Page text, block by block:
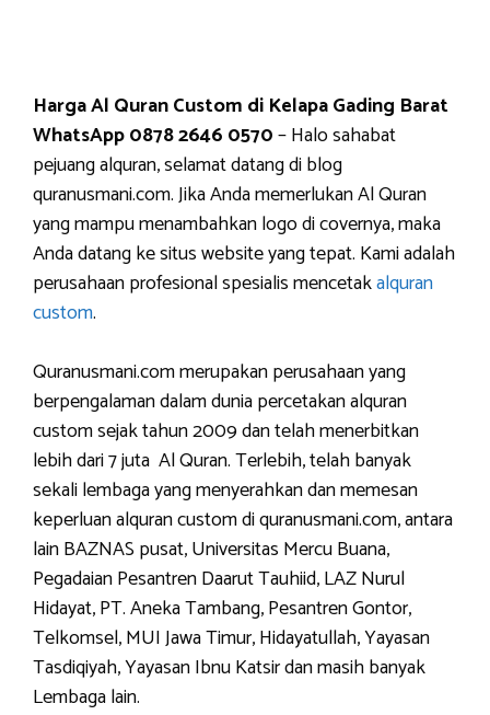
Harga Al Quran Custom di Kelapa Gading Barat
WhatsApp 0878 2646 0570– Halo sahabat
pejuang alquran, selamat datang di blog
quranusmani.com. Jika Anda memerlukan Al Quran
yang mampu menambahkan logo di covernya, maka
Anda datang ke situs website yang tepat. Kami adalah
perusahaan profesional spesialis mencetakalquran
custom.
Quranusmani.com merupakan perusahaan yang
berpengalaman dalam dunia percetakan alquran
custom sejak tahun 2009 dan telah menerbitkan
lebih dari 7 juta Al Quran. Terlebih, telah banyak
sekali lembaga yang menyerahkan dan memesan
keperluan alquran custom di quranusmani.com, antara
lain BAZNAS pusat, Universitas Mercu Buana,
Pegadaian Pesantren Daarut Tauhiid, LAZ Nurul
Hidayat, PT. Aneka Tambang, Pesantren Gontor,
Telkomsel, MUI Jawa Timur, Hidayatullah, Yayasan
Tasdiqiyah, Yayasan Ibnu Katsir dan masih banyak
Lembaga lain.